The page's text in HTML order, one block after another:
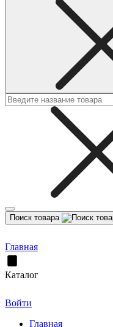
Поиск товара
Главная
Каталог
Войти
Главная